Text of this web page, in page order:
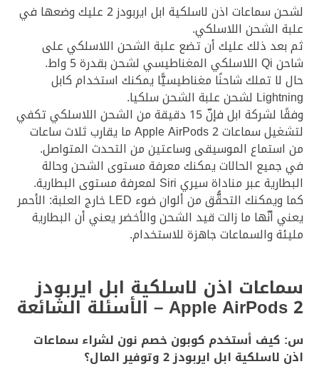
لشحن سماعات اذن لاسلكية ابل ايربودز 2 عليك وضعها في
علبة الشحن اللاسلكي.
ثم بعد ذلك عليك أن تضع علبة الشحن اللاسلكي على
شاحن Qi اللاسلكي المغناطيسي لشحن بقدرة 5 واط.
حال لا تملك شاحنًا مغناطيسيًّا يمكنك استخدام كابل
Lightning لشحن علبة الشحن سلكيا.
وفقًا لشركة ابل فإنّ 15 دقيقة من الشحن اللاسلكي تكفي
لتشغيل سماعات Apple AirPods 2 ما يقارب ثلاث ساعات
من استماع الموسيقى وساعتين من التحدث المتواصل.
في جميع الحالات يمكنك معرفة مستوى الشحن وحالة
البطارية عبر مناداة سيري Siri لمعرفة مستوى البطارية.
كما ويمكنك التحقُّق من ألوان ضوء LED خارج العلبة: الأحمر
يعني أنّها ما زالت قيد الشحن والأخضر يعني أن البطارية
مليئة والسماعات جاهزة للاستخدام.
سماعات اذن لاسلكية ابل ايربودز
Apple AirPods 2 – الأسئلة الشائعة
س: كيف أستخدم كوبون خصم نون لشراء سماعات
اذن لاسلكية ابل ايربودز 2 وتوفير المال؟